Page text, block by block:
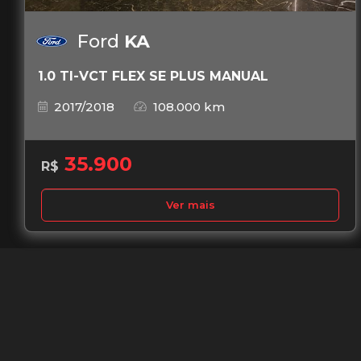
Ford KA
1.0 TI-VCT FLEX SE PLUS MANUAL
2017/2018
108.000 km
R$ 35.900
Ver mais